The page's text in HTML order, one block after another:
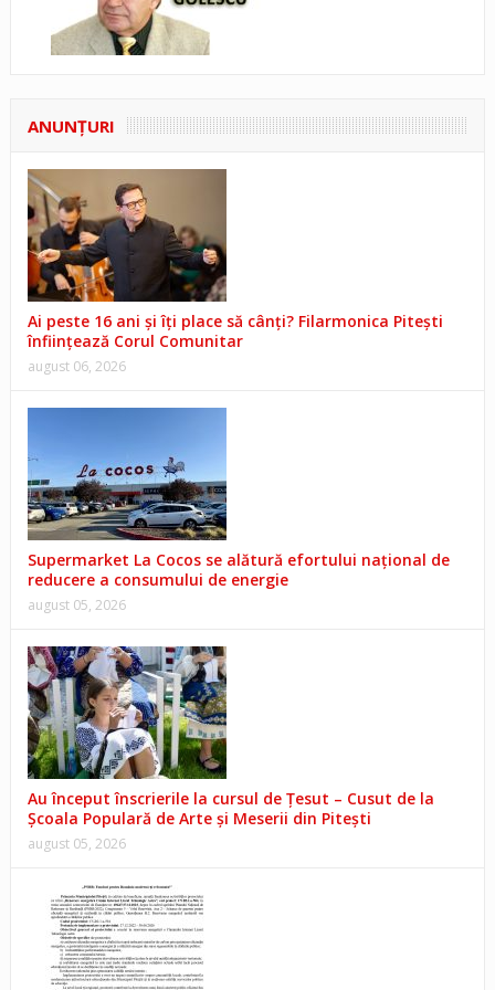
ANUNŢURI
Ai peste 16 ani și îți place să cânți? Filarmonica Pitești
înființează Corul Comunitar
august 06, 2026
Supermarket La Cocos se alătură efortului național de
reducere a consumului de energie
august 05, 2026
Au început înscrierile la cursul de Țesut – Cusut de la
Școala Populară de Arte și Meserii din Pitești
august 05, 2026